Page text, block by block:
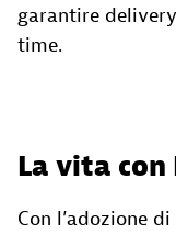
garantire
time.
La vita
Con l’adozione